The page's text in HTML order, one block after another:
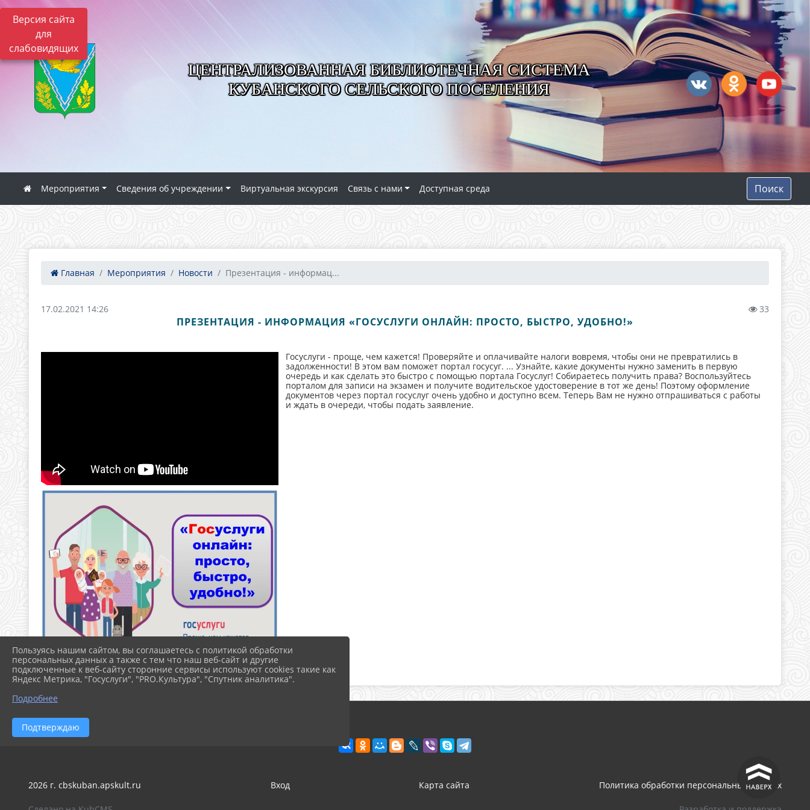
Версия сайта
для
слабовидящих
ЦЕНТРАЛИЗОВАННАЯ БИБЛИОТЕЧНАЯ СИСТЕМА
КУБАНСКОГО СЕЛЬСКОГО ПОСЕЛЕНИЯ
Мероприятия Сведения об учреждении Виртуальная экскурсия Связь с нами Доступная среда Поиск
Главная Мероприятия Новости Презентация - информац...
17.02.2021 14:26 33
ПРЕЗЕНТАЦИЯ - ИНФОРМАЦИЯ «ГОСУСЛУГИ ОНЛАЙН: ПРОСТО, БЫСТРО, УДОБНО!»
Госуслуги - проще, чем кажется! Проверяйте и оплачивайте налоги вовремя, чтобы они не превратились в
задолженности! В этом вам поможет портал госусуг. ... Узнайте, какие документы нужно заменить в первую
очередь и как сделать это быстро с помощью портала Госуслуг! Собираетесь получить права? Воспользуйтесь
порталом для записи на экзамен и получите водительское удостоверение в тот же день! Поэтому оформление
документов через портал госуслуг очень удобно и доступно всем. Теперь Вам не нужно отпрашиваться с работы
и ждать в очереди, чтобы подать заявление.
^
2026 г. cbskuban.apskult.ru Вход Карта сайта Политика обработки персональных данных
Пользуясь нашим сайтом, вы соглашаетесь с политикой обработки
персональных данных а также с тем что наш веб-сайт и другие
подключенные к веб-сайту сторонние сервисы используют cookies такие как
Яндекс Метрика, "Госуслуги", "PRO.Культура", "Спутник аналитика".
Подробнее
Подтверждаю